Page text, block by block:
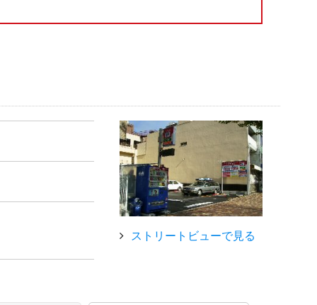
ストリートビューで見る